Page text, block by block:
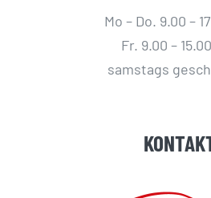
Mo – Do. 9.00 –
Fr. 9.00 –
samstags